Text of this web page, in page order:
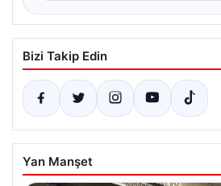
Bizi Takip Edin
Yan Manşet